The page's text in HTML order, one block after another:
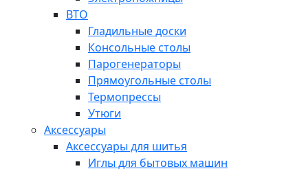
ВТО
Гладильные доски
Консольные столы
Парогенераторы
Прямоугольные столы
Термопрессы
Утюги
Аксессуары
Аксессуары для шитья
Иглы для бытовых машин